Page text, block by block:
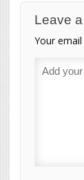
Leave
Your